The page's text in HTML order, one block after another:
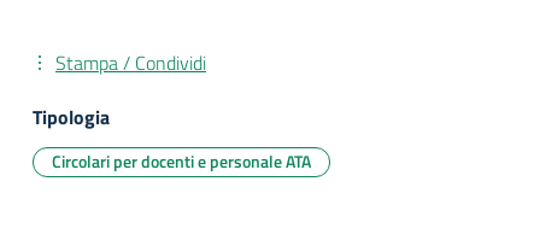
Stampa / Condividi
Tipologia
Circolari per docenti e personale ATA